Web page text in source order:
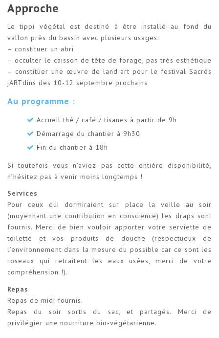
Approche
Le tippi végétal est destiné à être installé au fond du
vallon près du bassin avec plusieurs usages:
– constituer un abri
– occulter le caisson de tête de forage, pas très esthétique
– constituer une œuvre de land art pour le festival Sacrés
jARTdins des 10-12 septembre prochains
Au programme :
Accueil thé / café / tisanes à partir de 9h
Démarrage du chantier à 9h30
Fin du chantier à 18h
Si toutefois vous n’aviez pas cette entière disponibilité,
n’hésitez pas à venir moins longtemps !
Services
Pour ceux qui dormiraient sur place la veille au soir
(moyennant une contribution en conscience) les draps sont
fournis. Merci de bien vouloir apporter votre serviette de
toilette et vos produits de douche (respectueux de
l’environnement dans la mesure du possible car ce sont les
roseaux qui retraitent les eaux usées, merci de votre
compréhension !).
Repas
Repas de midi fournis.
Repas du soir sortis du sac, et partagés. Merci de
privilégier une nourriture bio-végétarienne.